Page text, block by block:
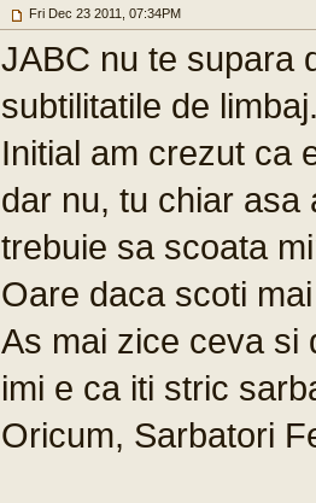
Fri Dec 23 2011, 07:34PM
JABC nu te supara
subtilitatile de
Initial am crezut ca
dar nu, tu chiar asa
trebuie sa scoata
Oare daca scoti
As mai zice ceva si
imi e ca iti stric
Oricum, Sarbatori